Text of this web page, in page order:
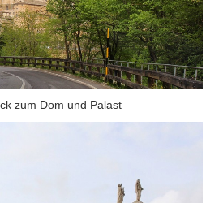
zum Dom und Palast